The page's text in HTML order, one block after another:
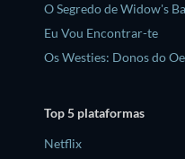
O Segredo de Widow's
Eu Vou Encontrar-te
Os Westies: Donos do
Top 5 plataformas
Netflix